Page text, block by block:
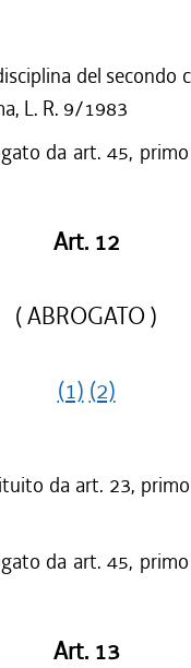
del secondo
L. R. 9/1983
da art. 45, primo
Art. 12
( ABROGATO )
(1) (2)
da art. 23, primo
da art. 45, primo
Art. 13